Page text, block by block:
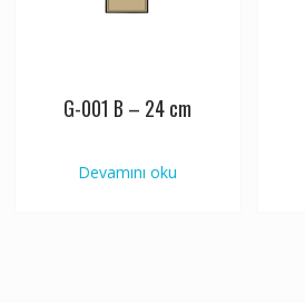
G-001 B – 24 cm
Devamını oku